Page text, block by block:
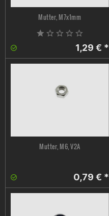
Mutter, M7x1mm
1,29 € *
Mutter, M6, V2A
0,79 € *